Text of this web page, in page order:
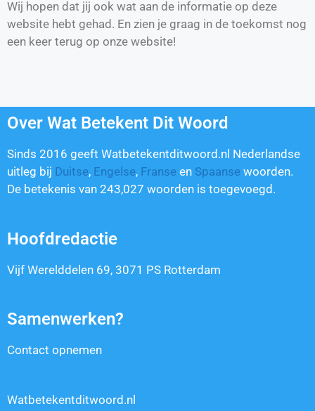
Wij hopen dat jij ook wat aan de informatie op deze
website hebt gehad. En zien je graag in de toekomst nog
een keer terug op onze website!
Over Wat Betekent Dit Woord
Sinds 2016 geeft Watbetekentditwoord.nl Nederlandse
uitleg bij Duitse, Engelse, Franse en Spaanse woorden.
De betekenis van 243,027 woorden is toegevoegd.
Hoofdredactie
Vijf Werelddelen 69, 3071 PS Rotterdam
Samenwerken?
Contact opnemen
Watbetekentditwoord.nl